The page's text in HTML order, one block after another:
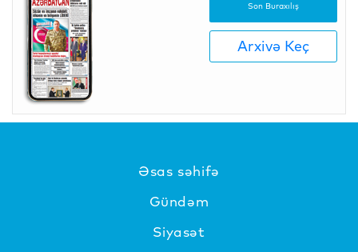
Son Buraxılış
Arxivə Keç
Əsas səhifə
Gündəm
Siyasət